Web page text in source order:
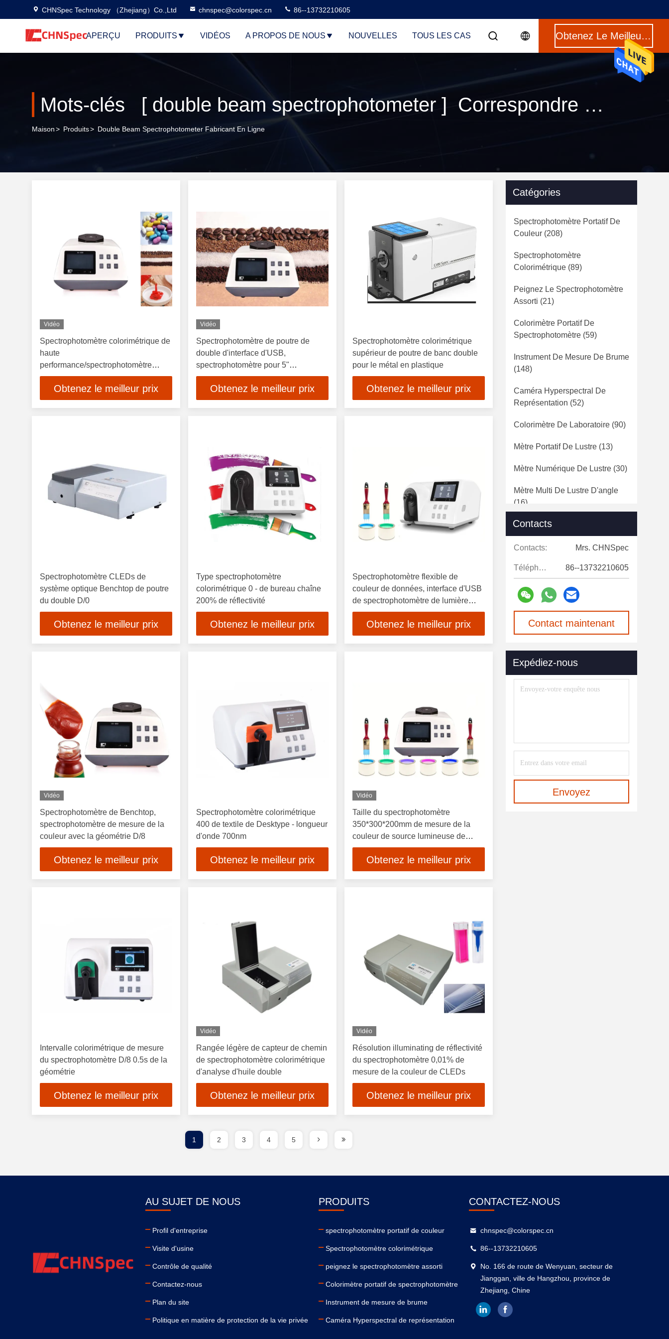
CHNSpec Technology （Zhejiang）Co.,Ltd chnspec@colorspec.cn 86--13732210605
APERÇU PRODUITS VIDÉOS A PROPOS DE NOUS NOUVELLES TOUS LES CAS Obtenez Le Meilleur Prix
Mots-clés [ double beam spectrophotometer ] Correspondre 49 produits
Maison> Produits> Double Beam Spectrophotometer Fabricant En Ligne
Vidéo
Spectrophotomètre colorimétrique de
haute
performance/spectrophotomètre
poutre de double
Obtenez le meilleur prix
Vidéo
Spectrophotomètre de poutre de
double d'interface d'USB,
spectrophotomètre pour 5"
colorimétrique affichage d'écran
Obtenez le meilleur prix
Spectrophotomètre colorimétrique
supérieur de poutre de banc double
pour le métal en plastique
Obtenez le meilleur prix
Spectrophotomètre CLEDs de
système optique Benchtop de poutre
du double D/0
Obtenez le meilleur prix
Type spectrophotomètre
colorimétrique 0 - de bureau chaîne
200% de réflectivité
Obtenez le meilleur prix
Spectrophotomètre flexible de
couleur de données, interface d'USB
de spectrophotomètre de lumière
visible
Obtenez le meilleur prix
Vidéo
Spectrophotomètre de Benchtop,
spectrophotomètre de mesure de la
couleur avec la géométrie D/8
Obtenez le meilleur prix
Spectrophotomètre colorimétrique
400 de textile de Desktype - longueur
d'onde 700nm
Obtenez le meilleur prix
Vidéo
Taille du spectrophotomètre
350*300*200mm de mesure de la
couleur de source lumineuse de
CLEDs
Obtenez le meilleur prix
Intervalle colorimétrique de mesure
du spectrophotomètre D/8 0.5s de la
géométrie
Obtenez le meilleur prix
Vidéo
Rangée légère de capteur de chemin
de spectrophotomètre colorimétrique
d'analyse d'huile double
Obtenez le meilleur prix
Vidéo
Résolution illuminating de réflectivité
du spectrophotomètre 0,01% de
mesure de la couleur de CLEDs
Obtenez le meilleur prix
Catégories
Spectrophotomètre Portatif De
Couleur (208)
Spectrophotomètre
Colorimétrique (89)
Peignez Le Spectrophotomètre
Assorti (21)
Colorimètre Portatif De
Spectrophotomètre (59)
Instrument De Mesure De Brume
(148)
Caméra Hyperspectral De
Représentation (52)
Colorimètre De Laboratoire (90)
Mètre Portatif De Lustre (13)
Mètre Numérique De Lustre (30)
Mètre Multi De Lustre D'angle
(16)
Caisson Lumineux
Colorimétrique(11)
Échantillons De Couleur De
Pantone(7)
Mètre Léger De Transmittance
Réfractomètre En Ligne
Analyseur De Transmission UV
Spectrophotomètre(6)
Contacts
Contacts: Mrs. CHNSpec
Téléphone: 86--13732210605
Contact maintenant
Expédiez-nous
Envoyez
1 2 3 4 5
AU SUJET DE NOUS
Profil d'entreprise
Visite d'usine
Contrôle de qualité
Contactez-nous
Plan du site
Politique en matière de protection de la vie privée
PRODUITS
spectrophotomètre portatif de couleur
Spectrophotomètre colorimétrique
peignez le spectrophotomètre assorti
Colorimètre portatif de spectrophotomètre
Instrument de mesure de brume
Caméra Hyperspectral de représentation
CONTACTEZ-NOUS
chnspec@colorspec.cn
86--13732210605
No. 166 de route de Wenyuan, secteur de
Jianggan, ville de Hangzhou, province de
Zhejiang, Chine